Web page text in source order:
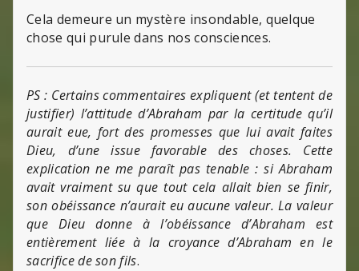
Cela demeure un mystère insondable, quelque
chose qui purule dans nos consciences.
PS : Certains commentaires expliquent (et tentent de
justifier) l’attitude d’Abraham par la certitude qu’il
aurait eue, fort des promesses que lui avait faites
Dieu, d’une issue favorable des choses. Cette
explication ne me paraît pas tenable : si Abraham
avait vraiment su que tout cela allait bien se finir,
son obéissance n’aurait eu aucune valeur. La valeur
que Dieu donne à l’obéissance d’Abraham est
entièrement liée à la croyance d’Abraham en le
sacrifice de son fils.